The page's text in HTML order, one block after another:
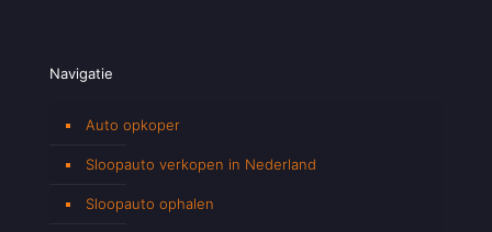
Navigatie
Auto opkoper
Sloopauto verkopen in Nederland
Sloopauto ophalen